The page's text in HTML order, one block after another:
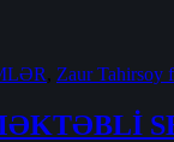
, Zaur Tahirsoy